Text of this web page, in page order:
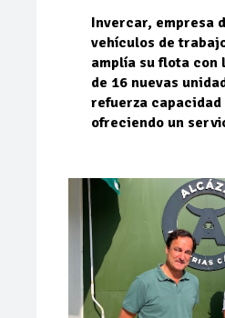
Invercar, empresa
vehículos de
amplía su flota
de 16 nuevas
refuerza
ofreciendo un